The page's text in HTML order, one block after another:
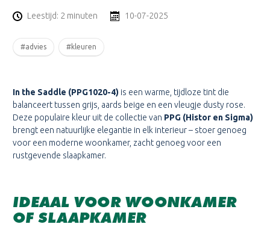
Leestijd: 2 minuten 10-07-2025
#advies #kleuren
In the Saddle (PPG1020-4) is een warme, tijdloze tint die
balanceert tussen grijs, aards beige en een vleugje dusty rose.
Deze populaire kleur uit de collectie van PPG (Histor en Sigma)
brengt een natuurlijke elegantie in elk interieur – stoer genoeg
voor een moderne woonkamer, zacht genoeg voor een
rustgevende slaapkamer.
IDEAAL VOOR WOONKAMER
OF SLAAPKAMER